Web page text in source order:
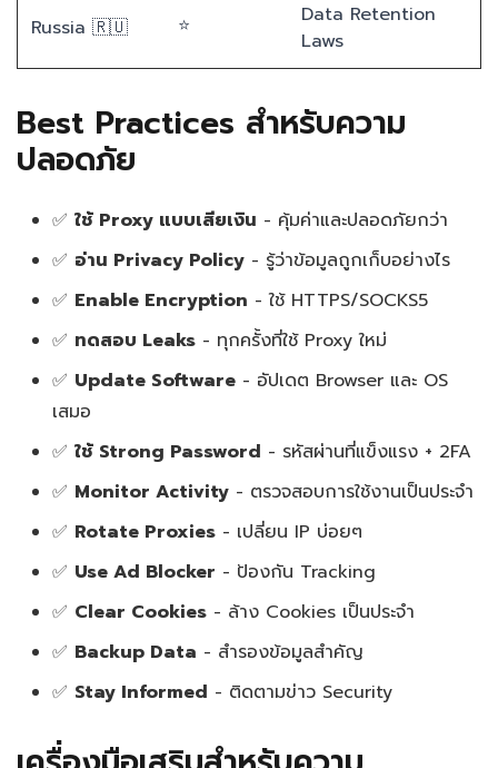
Russia 🇷🇺 ⭐
Data Retention
Laws
Best Practices สำหรับความ
ปลอดภัย
✅ ใช้ Proxy แบบเสียเงิน - คุ้มค่าและปลอดภัยกว่า
✅ อ่าน Privacy Policy - รู้ว่าข้อมูลถูกเก็บอย่างไร
✅ Enable Encryption - ใช้ HTTPS/SOCKS5
✅ ทดสอบ Leaks - ทุกครั้งที่ใช้ Proxy ใหม่
✅ Update Software - อัปเดต Browser และ OS
เสมอ
✅ ใช้ Strong Password - รหัสผ่านที่แข็งแรง + 2FA
✅ Monitor Activity - ตรวจสอบการใช้งานเป็นประจำ
✅ Rotate Proxies - เปลี่ยน IP บ่อยๆ
✅ Use Ad Blocker - ป้องกัน Tracking
✅ Clear Cookies - ล้าง Cookies เป็นประจำ
✅ Backup Data - สำรองข้อมูลสำคัญ
✅ Stay Informed - ติดตามข่าว Security